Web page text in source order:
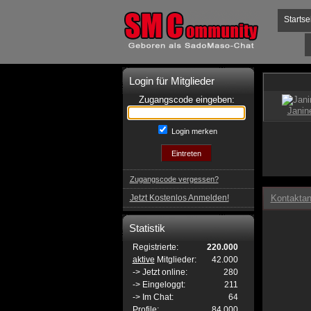
Login für Mitglieder
Zugangscode eingeben:
Login merken
Zugangscode vergessen?
Jetzt Kostenlos Anmelden!
Statistik
Registrierte:
220.000
aktive Mitglieder:
42.000
-> Jetzt online:
280
-> Eingeloggt:
211
-> Im Chat:
64